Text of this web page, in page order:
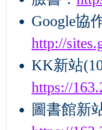
Google協
http://
KK新站
https://
圖書館新